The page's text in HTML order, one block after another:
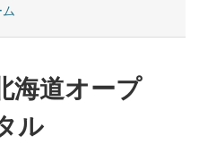
海道オープ
ル